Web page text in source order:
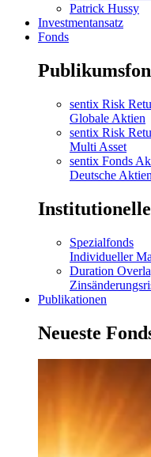
Patrick Hussy
Investmentansatz
Fonds
sentix Risk
Globale Aktien
sentix Risk
Multi Asset
sentix Fonds
Deutsche Aktien
Spezialfonds
Individueller
Duration
Publikationen
Neueste